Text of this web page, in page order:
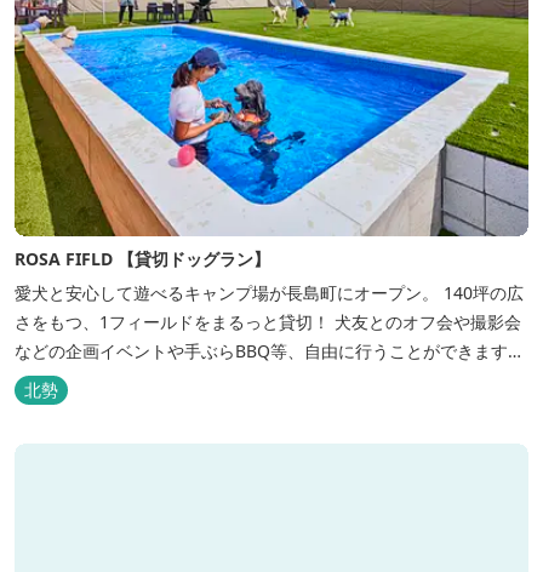
ROSA FIFLD 【貸切ドッグラン】
愛犬と安心して遊べるキャンプ場が長島町にオープン。 140坪の広
さをもつ、1フィールドをまるっと貸切！ 犬友とのオフ会や撮影会
などの企画イベントや手ぶらBBQ等、自由に行うことができます。
フードメニューも豊富で手ぶらでBBQを予算に合わせてお選びいた
だき、楽しんでいただくことがてぎます。 ドックランは全面人工芝
で水はけもよく、ワンちゃんの汚れを気にすることなく自由に遊
北勢